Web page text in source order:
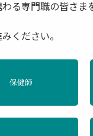
居支援センター理
る専門職の皆さま
ください。
保健師